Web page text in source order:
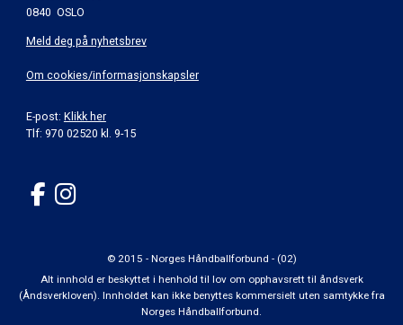
0840 OSLO
Meld deg på nyhetsbrev
Om cookies/informasjonskapsler
E-post: Klikk her
Tlf: 970 02520 kl. 9-15
© 2015 - Norges Håndballforbund - (02)
Alt innhold er beskyttet i henhold til lov om opphavsrett til åndsverk
(Åndsverkloven). Innholdet kan ikke benyttes kommersielt uten samtykke fra
Norges Håndballforbund.